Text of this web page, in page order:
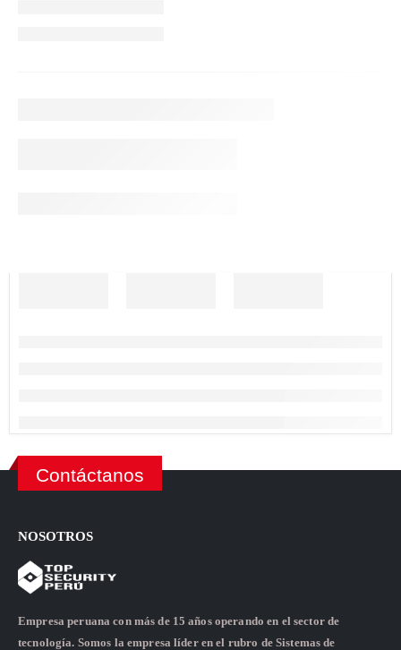
Contáctanos
NOSOTROS
Empresa peruana con más de 15 años operando en el sector de
tecnología. Somos la empresa líder en el rubro de Sistemas de